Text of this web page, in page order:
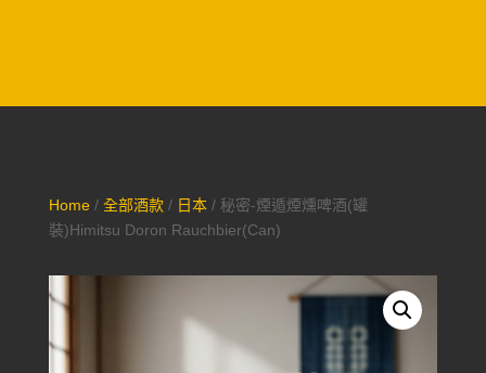
Home/ 全部酒款/ 日本/ 秘密-煙遁煙燻啤酒(罐
裝)Himitsu Doron Rauchbier(Can)